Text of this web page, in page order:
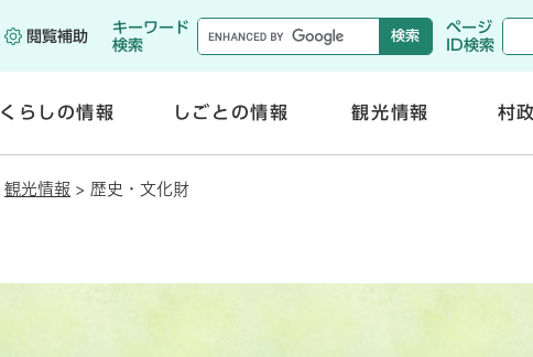
メニューを飛ばして本文へ
閲覧補助
キーワード
検索
ページ
ID検索
くらしの情報 しごとの情報
く
観光情報 村
観光情報 > 歴史・文化財